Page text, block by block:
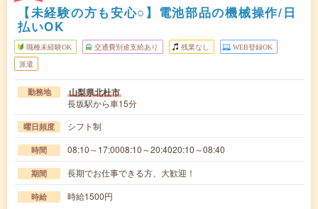
【未経験の方も安心○】電池部品の機械操作/日
払いOK
職種未経験OK 交通費別途支給あり 残業なし WEB登録OK
派遣
勤務地 山梨県北杜市
長坂駅から車15分
曜日頻度 シフト制
時間 08:10～17:0008:10～20:4020:10～08:40
期間 長期でお仕事できる方、大歓迎！
時給 時給1500円